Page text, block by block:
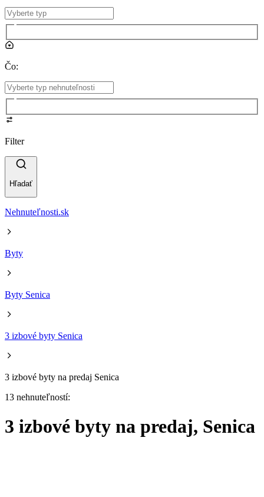
Čo:
Filter
Hľadať
Nehnuteľnosti.sk
Byty
Byty Senica
3 izbové byty Senica
3 izbové byty na predaj Senica
13 nehnuteľností:
3 izbové byty na predaj, Senica